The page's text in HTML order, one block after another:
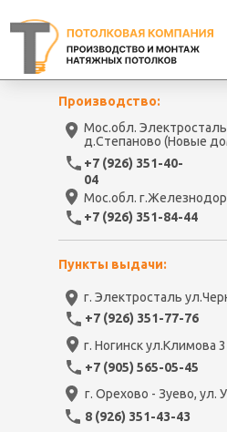
г. Ногинск ул.Климова
+7 (905) 565-05-45
г. Орехово - Зуево, ул.
8 (926) 351-43-43
Мос.обл.
д.Степаново (Новые
г. Электросталь
Мос.обл.
Производство:
Пункты выдачи:
+7 (926) 351-40-
04
+7 (926) 351-84-44
+7 (926) 351-77-76